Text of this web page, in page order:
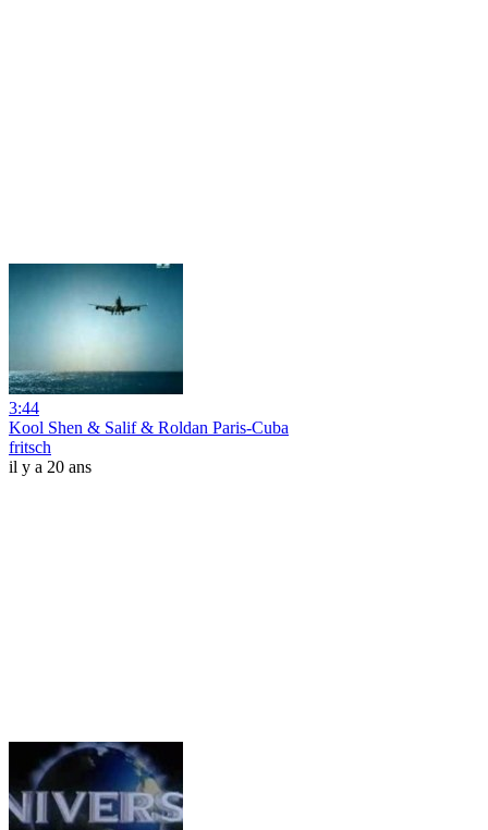
3:44
Kool Shen & Salif & Roldan Paris-Cuba
fritsch
il y a 20 ans